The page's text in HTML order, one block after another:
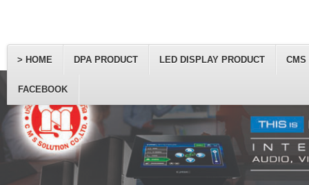
> HOME DPA PRODUCT LED DISPLAY PRODUCT CMS
FACEBOOK